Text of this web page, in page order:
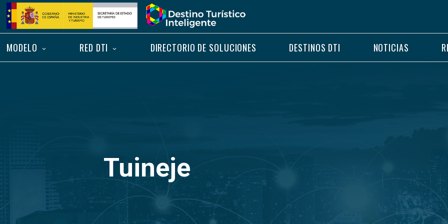
Saltar
contenido
Inicio
MODELO RED DTI DIRECTORIO DE SOLUCIONES DESTINOS DTI NOTICIAS
Tuineje